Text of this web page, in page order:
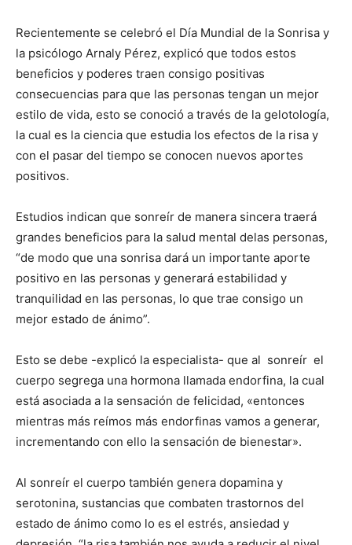
Recientemente se celebró el Día Mundial de la Sonrisa y
la psicólogo Arnaly Pérez, explicó que todos estos
beneficios y poderes traen consigo positivas
consecuencias para que las personas tengan un mejor
estilo de vida, esto se conoció a través de la gelotología,
la cual es la ciencia que estudia los efectos de la risa y
con el pasar del tiempo se conocen nuevos aportes
positivos.
Estudios indican que sonreír de manera sincera traerá
grandes beneficios para la salud mental delas personas,
“de modo que una sonrisa dará un importante aporte
positivo en las personas y generará estabilidad y
tranquilidad en las personas, lo que trae consigo un
mejor estado de ánimo”.
Esto se debe -explicó la especialista- que al sonreír el
cuerpo segrega una hormona llamada endorfina, la cual
está asociada a la sensación de felicidad, «entonces
mientras más reímos más endorfinas vamos a generar,
incrementando con ello la sensación de bienestar».
Al sonreír el cuerpo también genera dopamina y
serotonina, sustancias que combaten trastornos del
estado de ánimo como lo es el estrés, ansiedad y